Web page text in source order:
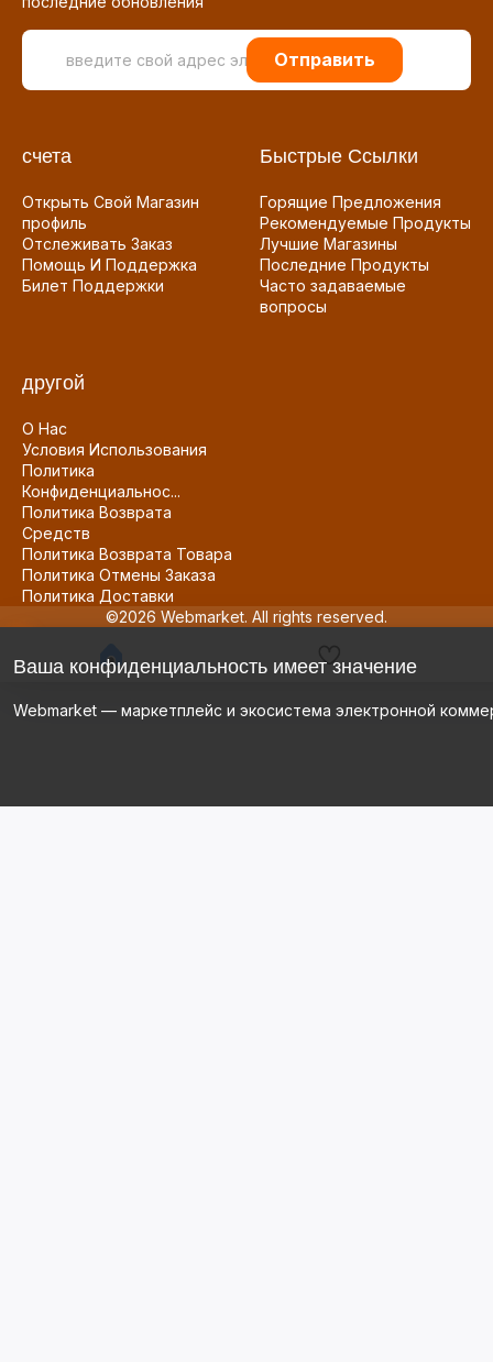
Отправить
счета
Открыть Свой Магазин
профиль
Отслеживать Заказ
Помощь И Поддержка
Билет Поддержки
Быстрые Ссылки
Горящие Предложения
Рекомендуемые Продукты
Лучшие Магазины
Последние Продукты
Часто задаваемые
вопросы
другой
О Нас
Условия Использования
Политика
Конфиденциальнос...
Политика Возврата
Средств
Политика Возврата Товара
Политика Отмены Заказа
Политика Доставки
©2026 Webmarket. All rights reserved.
Ваша конфиденциальность имеет значение
Webmarket — маркетплейс и экосистема электронной